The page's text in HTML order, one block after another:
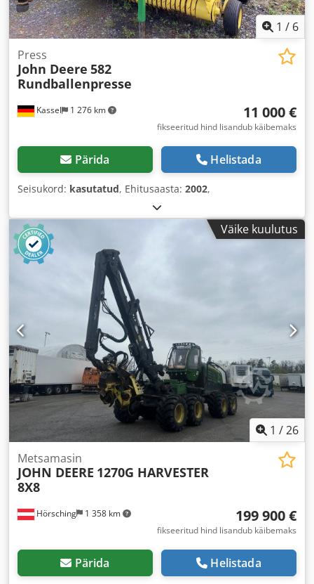
1 / 6
Kassel 1 276 km
Press
John Deere 582
Rundballenpresse
11 000 €
fikseeritud hind lisandub käibemaks
Pärida Helistada
Seisukord: kasutatud, Ehitusaasta: 2002,
Väike kuulutus
1 /26
Hörsching 1 358 km
Metsamasin
JOHN DEERE 1270G HARVESTER
8X8
199 900 €
fikseeritud hind lisandub käibemaks
Pärida Helistada